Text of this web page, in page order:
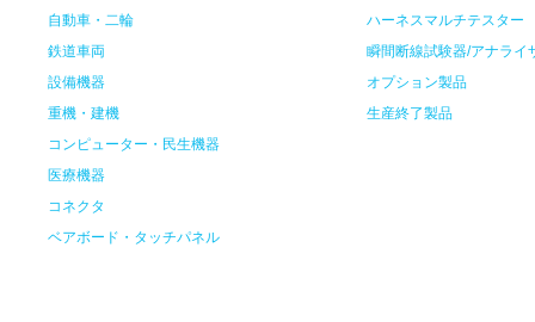
自動車・二輪
鉄道車両
設備機器
重機・建機
コンピューター・民生機器
医療機器
コネクタ
ベアボード・タッチパネル
ハーネスマルチテスター
瞬間断線試験器/アナライ
オプション製品
生産終了製品